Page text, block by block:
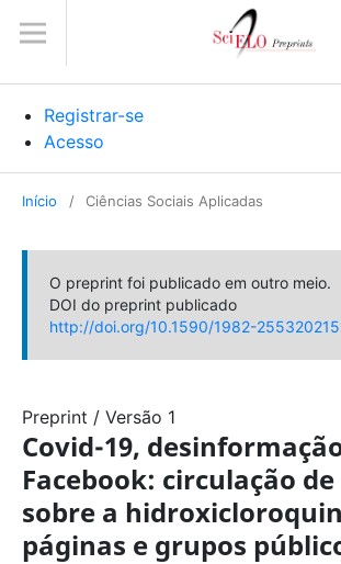
Registrar-se
Acesso
Início / Ciências Sociais Aplicadas
O preprint foi publicado em outro meio.
DOI do preprint publicado
http://doi.org/10.1590/1982-
Preprint / Versão 1
Covid-19,
Facebook: circulação de
sobre a
páginas e grupos